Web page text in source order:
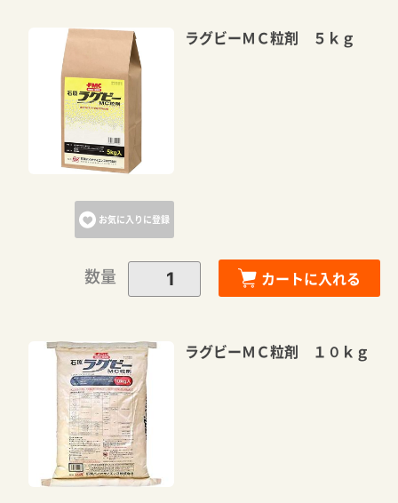
お気に入りに登録
ラグビーＭＣ粒剤 ５ｋｇ
数量 カートに入れる
ラグビーＭＣ粒剤 １０ｋｇ